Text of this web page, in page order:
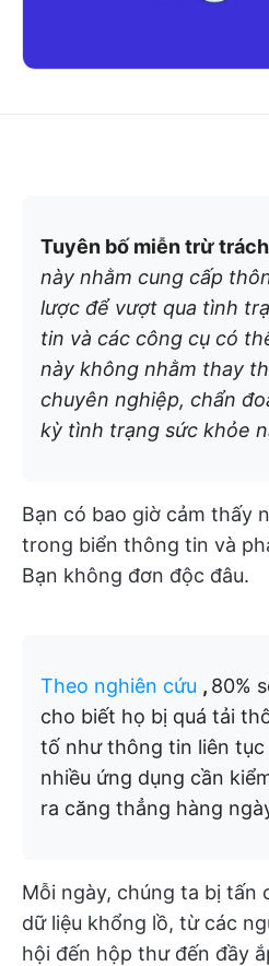
Tuyên bố miễn trừ
này nhằm cung cấp
lược để vượt qua tình
tin và các công cụ có
này không nhằm thay
chuyên nghiệp, chẩn
kỳ tình trạng sức khỏe
Bạn có bao giờ cảm thấy
trong biển thông tin và
Bạn không đơn độc đâu.
Theo nghiên cứu , 80%
cho biết họ bị quá tải
tố như thông tin liên tục
nhiều ứng dụng cần
ra căng thẳng hàng
Mỗi ngày, chúng ta bị tấn
dữ liệu khổng lồ, từ các
hội đến hộp thư đến đầy